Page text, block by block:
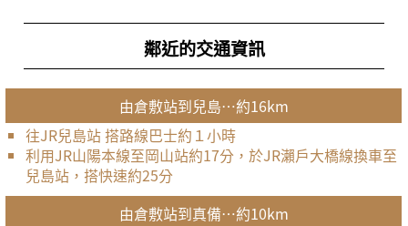
鄰近的交通資訊
由倉敷站到兒島…約16km
往JR兒島站 搭路線巴士約１小時
利用JR山陽本線至岡山站約17分，於JR瀨戶大橋線換車至
兒島站，搭快速約25分
由倉敷站到真備…約10km